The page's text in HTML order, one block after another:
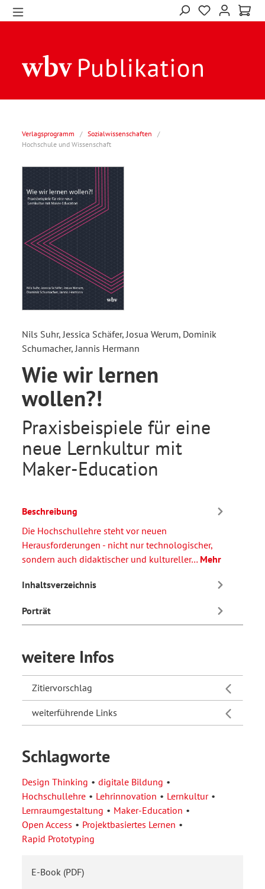
Verlagsprogramm / Sozialwissenschaften
/
Hochschule und Wissenschaft
Nils Suhr, Jessica Schäfer, Josua Werum, Dominik
Schumacher, Jannis Hermann
Wie wir lernen
wollen?!
Praxisbeispiele für eine
neue Lernkultur mit
Maker-Education
Beschreibung
Die Hochschullehre steht vor neuen
Herausforderungen - nicht nur technologischer,
sondern auch didaktischer und kultureller… Mehr
Inhaltsverzeichnis
Porträt
weitere Infos
Zitiervorschlag
weiterführende Links
Schlagworte
Design Thinking
digitale Bildung
Hochschullehre
Lehrinnovation
Lernkultur
Lernraumgestaltung
Maker-Education
Open Access
Projektbasiertes Lernen
Rapid Prototyping
E-Book (PDF)